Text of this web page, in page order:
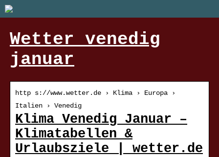
Wetter venedig
januar
http s://www.wetter.de › Klima › Europa ›
Italien › Venedig
Klima Venedig Januar –
Klimatabellen &
Urlaubsziele | wetter.de